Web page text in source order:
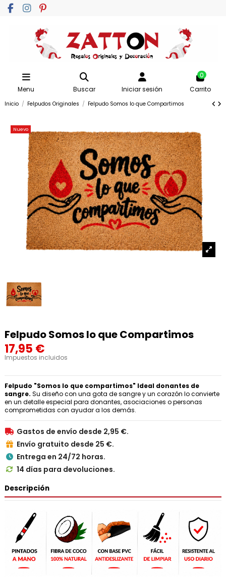
Menu Buscar Iniciar sesión
0
Carrito
Inicio Felpudos Originales Felpudo Somos lo que Compartimos
Nuevo
Felpudo Somos lo que Compartimos
17,95 €
Impuestos incluidos
Felpudo "Somos lo que compartimos" Ideal donantes de
sangre. Su diseño con una gota de sangre y un corazón lo convierte
en un detalle especial para donantes, asociaciones o personas
comprometidas con ayudar a los demás.
 Gastos de envío desde 2,95 €.
 Envío gratuito desde 25 €.
 Entrega en 24/72 horas.
 14 días para devoluciones.
Descripción